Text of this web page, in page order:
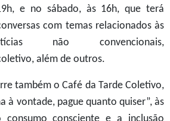
e no sábado, às 16h, que terá
com temas relacionados às
não convencionais,
além de outros.
também o Café da Tarde Coletivo,
à vontade, pague quanto quiser”, às